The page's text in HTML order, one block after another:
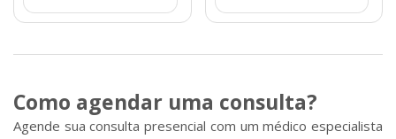
Como agendar uma consulta?
Agende sua consulta presencial com um médico especialista